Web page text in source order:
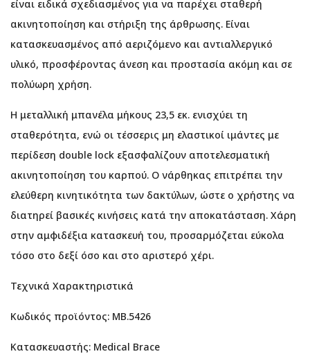
είναι ειδικά σχεδιασμένος για να παρέχει σταθερή
ακινητοποίηση και στήριξη της άρθρωσης. Είναι
κατασκευασμένος από αεριζόμενο και αντιαλλεργικό
υλικό, προσφέροντας άνεση και προστασία ακόμη και σε
πολύωρη χρήση.
Η μεταλλική μπανέλα μήκους 23,5 εκ. ενισχύει τη
σταθερότητα, ενώ οι τέσσερις μη ελαστικοί ιμάντες με
περίδεση double lock εξασφαλίζουν αποτελεσματική
ακινητοποίηση του καρπού. Ο νάρθηκας επιτρέπει την
ελεύθερη κινητικότητα των δακτύλων, ώστε ο χρήστης να
διατηρεί βασικές κινήσεις κατά την αποκατάσταση. Χάρη
στην αμφιδέξια κατασκευή του, προσαρμόζεται εύκολα
τόσο στο δεξί όσο και στο αριστερό χέρι.
Τεχνικά Χαρακτηριστικά
Κωδικός προϊόντος: MB.5426
Κατασκευαστής: Medical Brace